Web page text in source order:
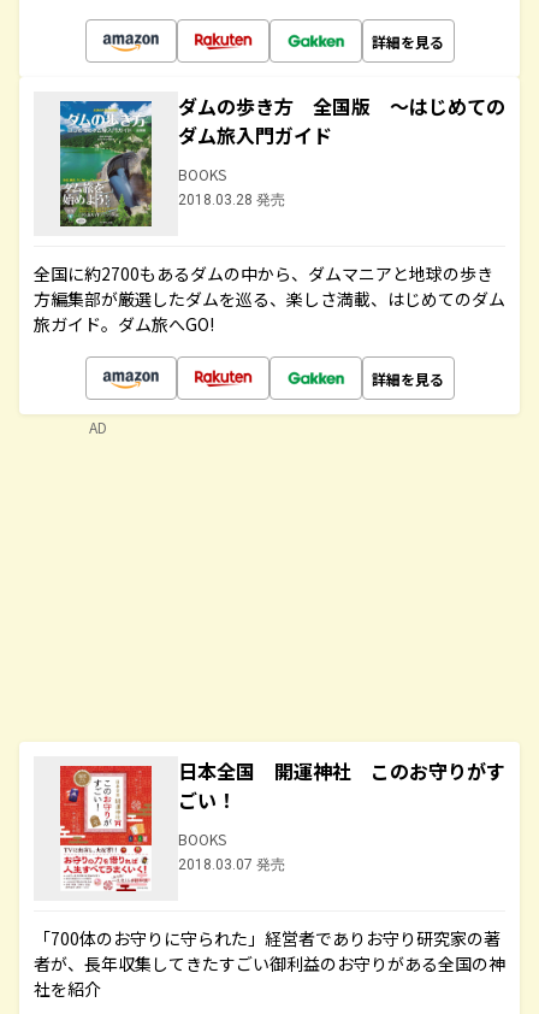
詳細を見る
ダムの歩き方 全国版 ～はじめての
ダム旅入門ガイド
BOOKS
2018.03.28 発売
全国に約2700もあるダムの中から、ダムマニアと地球の歩き
方編集部が厳選したダムを巡る、楽しさ満載、はじめてのダム
旅ガイド。ダム旅へGO!
詳細を見る
日本全国 開運神社 このお守りがす
ごい！
BOOKS
2018.03.07 発売
「700体のお守りに守られた」経営者でありお守り研究家の著
者が、長年収集してきたすごい御利益のお守りがある全国の神
社を紹介
AD